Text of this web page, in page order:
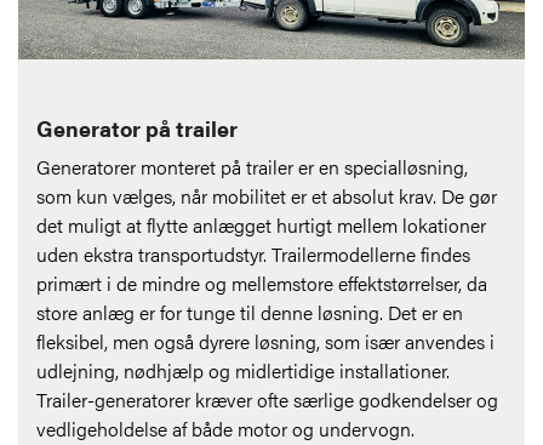
Generator på trailer
Generatorer monteret på trailer er en specialløsning,
som kun vælges, når mobilitet er et absolut krav. De gør
det muligt at flytte anlægget hurtigt mellem lokationer
uden ekstra transportudstyr. Trailermodellerne findes
primært i de mindre og mellemstore effektstørrelser, da
store anlæg er for tunge til denne løsning. Det er en
fleksibel, men også dyrere løsning, som især anvendes i
udlejning, nødhjælp og midlertidige installationer.
Trailer-generatorer kræver ofte særlige godkendelser og
vedligeholdelse af både motor og undervogn.